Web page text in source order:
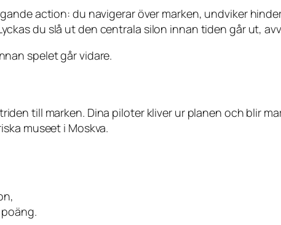
action: du navigerar över marken, undviker
du slå ut den centrala silon innan tiden går ut,
spelet går vidare.
till marken. Dina piloter kliver ur planen och blir
museet i Moskva.